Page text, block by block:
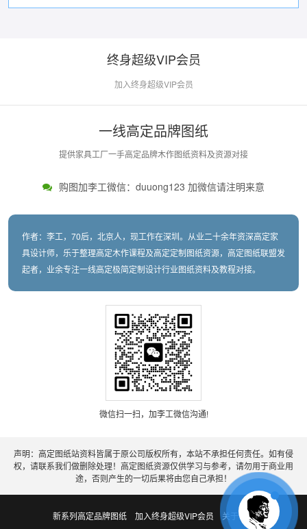
终身超级VIP会员
加入终身超级VIP会员
一线高定品牌图纸
提供家具工厂一手高定品牌木作图纸资料及资源对接
购图加李工微信：duuong123 加微信请注明来意
作者：李工，70后，北京人，现工作在深圳。从业二十余年资深高定家
具设计师，乐于整理高定木作课程及高定定制图纸资源，高定图纸联盟发
起者，业余专注一线高定极简定制设计行业图纸资料及教程对接。
微信扫一扫，加李工微信沟通!
声明：高定图纸站资料皆属于原公司版权所有，本站不承担任何责任。如有侵
权，请联系我们做删除处理！高定图纸资源仅供学习与参考，请勿用于商业用
途，否则产生的一切后果将由您自己承担！
新系列高定品牌图纸 加入终身超级VIP会员 关于老李